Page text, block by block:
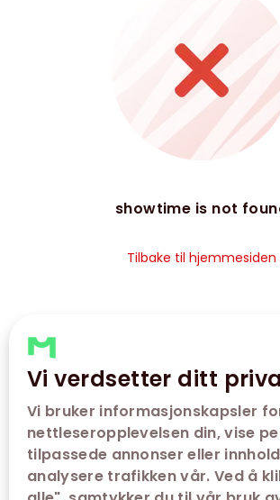
Vi verdsetter ditt
Vi bruker informasjonskapsler
nettleseropplevelsen din, vise
tilpassede annonser eller
analysere trafikken vår. Ved å
showtime is not
Tilbake til hjemmesiden